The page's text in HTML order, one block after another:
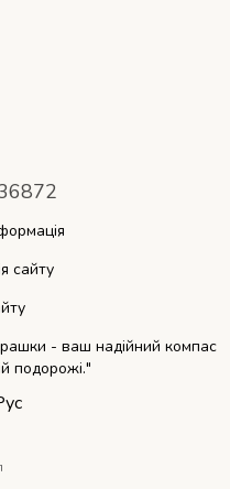
сайту
- ваш надійний компас
подорожі."